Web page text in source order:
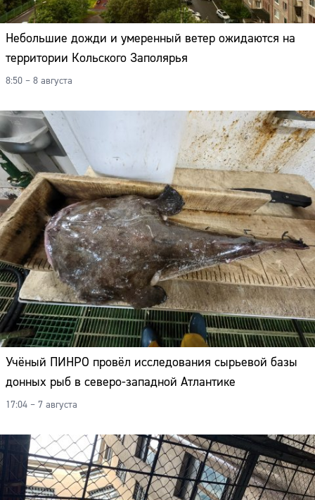
Небольшие дожди и умеренный ветер ожидаются на
территории Кольского Заполярья
8:50 – 8 августа
Учёный ПИНРО провёл исследования сырьевой базы
донных рыб в северо-западной Атлантике
17:04 – 7 августа
Адрес:
Телефон: